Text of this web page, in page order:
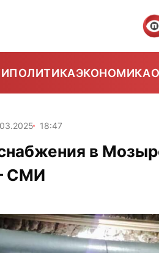
ПОЛИТИКАЭКОНОМИКА
18:47
в
СМИ